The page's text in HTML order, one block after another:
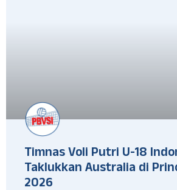
Timnas Voli Putri U-18
Taklukkan Australia di
2026